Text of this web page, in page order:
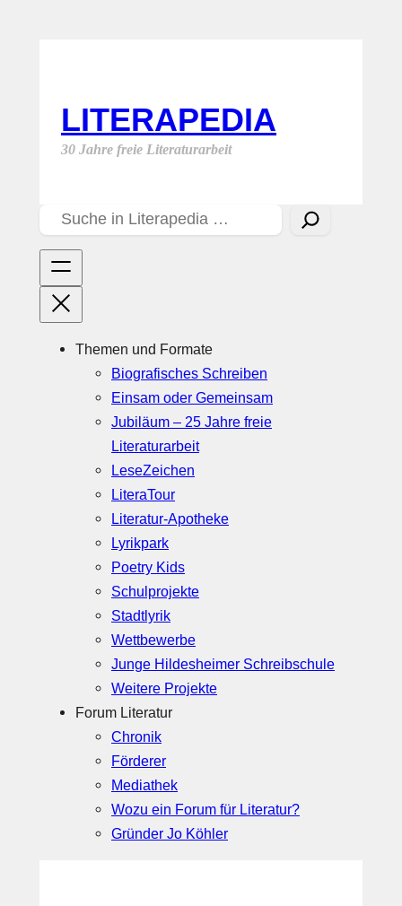
LITERAPEDIA
30 Jahre freie Literaturarbeit
u
h
Themen und Formate
Biografisches Schreiben
Einsam oder Gemeinsam
Jubiläum – 25 Jahre freie
Literaturarbeit
LeseZeichen
LiteraTour
Literatur-Apotheke
Lyrikpark
Poetry Kids
Schulprojekte
Stadtlyrik
Wettbewerbe
Junge Hildesheimer Schreibschule
Weitere Projekte
Forum Literatur
Chronik
Förderer
Mediathek
Wozu ein Forum für Literatur?
Gründer Jo Köhler